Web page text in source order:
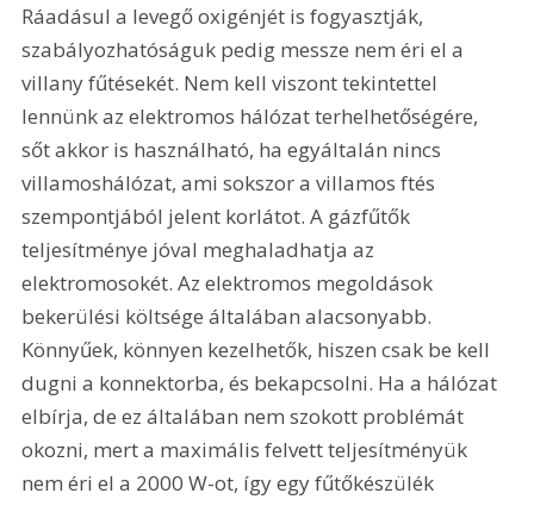
Ráadásul a levegő oxigénjét is fogyasztják,
szabályozhatóságuk pedig messze nem éri el a
villany fűtésekét. Nem kell viszont tekintettel
lennünk az elektromos hálózat terhelhetőségére,
sőt akkor is használható, ha egyáltalán nincs
villamoshálózat, ami sokszor a villamos ftés
szempontjából jelent korlátot. A gázfűtők
teljesítménye jóval meghaladhatja az
elektromosokét. Az elektromos megoldások
bekerülési költsége általában alacsonyabb.
Könnyűek, könnyen kezelhetők, hiszen csak be kell
dugni a konnektorba, és bekapcsolni. Ha a hálózat
elbírja, de ez általában nem szokott problémát
okozni, mert a maximális felvett teljesítményük
nem éri el a 2000 W-ot, így egy fűtőkészülék